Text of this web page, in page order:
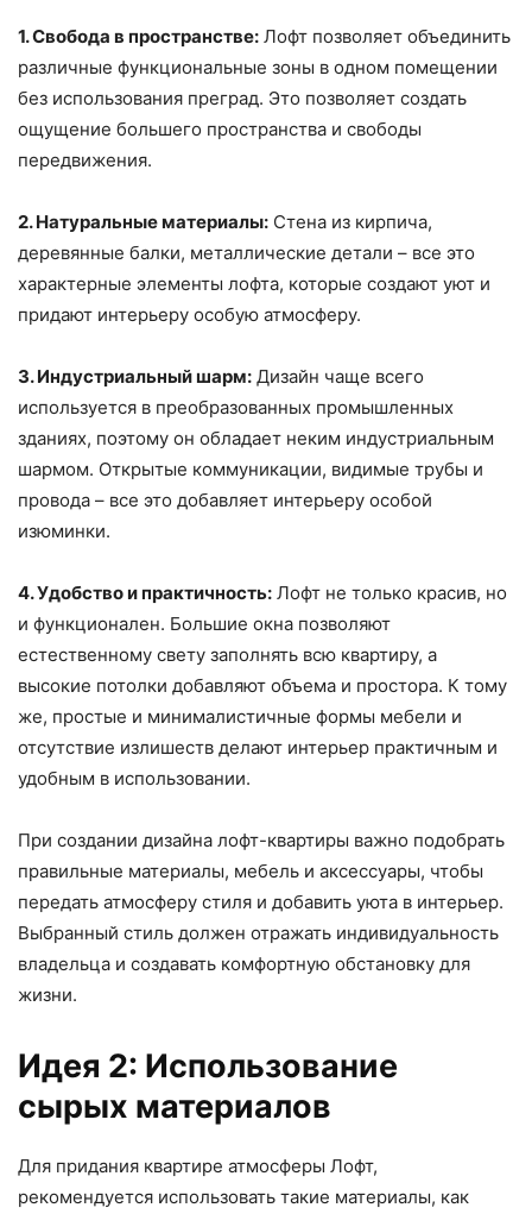
1. Свобода в пространстве: Лофт позволяет объединить
различные функциональные зоны в одном помещении
без использования преград. Это позволяет создать
ощущение большего пространства и свободы
передвижения.
2. Натуральные материалы: Стена из кирпича,
деревянные балки, металлические детали – все это
характерные элементы лофта, которые создают уют и
придают интерьеру особую атмосферу.
3. Индустриальный шарм: Дизайн чаще всего
используется в преобразованных промышленных
зданиях, поэтому он обладает неким индустриальным
шармом. Открытые коммуникации, видимые трубы и
провода – все это добавляет интерьеру особой
изюминки.
4. Удобство и практичность: Лофт не только красив, но
и функционален. Большие окна позволяют
естественному свету заполнять всю квартиру, а
высокие потолки добавляют объема и простора. К тому
же, простые и минималистичные формы мебели и
отсутствие излишеств делают интерьер практичным и
удобным в использовании.
При создании дизайна лофт-квартиры важно подобрать
правильные материалы, мебель и аксессуары, чтобы
передать атмосферу стиля и добавить уюта в интерьер.
Выбранный стиль должен отражать индивидуальность
владельца и создавать комфортную обстановку для
жизни.
Идея 2: Использование
сырых материалов
Для придания квартире атмосферы Лофт,
рекомендуется использовать такие материалы, как